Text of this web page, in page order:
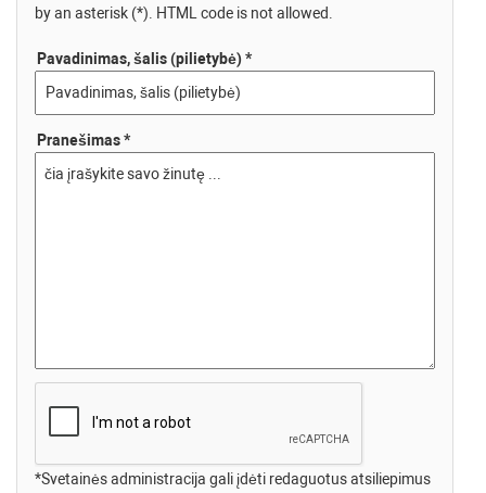
by an asterisk (*). HTML code is not allowed.
Pavadinimas, šalis (pilietybė) *
Pranešimas *
*Svetainės administracija gali įdėti redaguotus atsiliepimus